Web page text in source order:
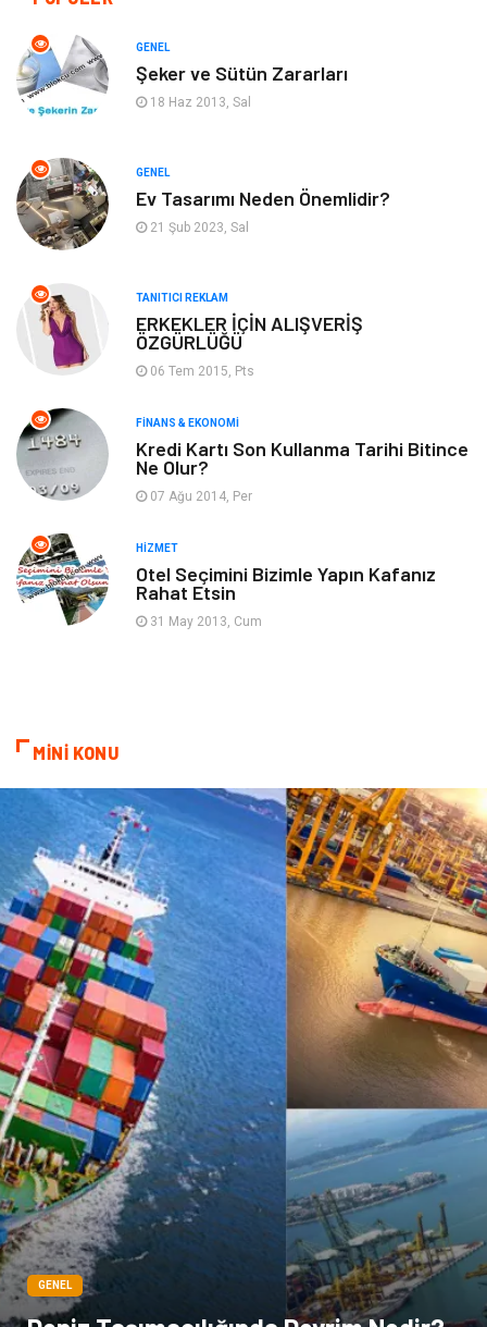
Otomotiv
Gıda
Gayrimenkul
Anne & Çocuk Müzik
Tatil Genel Kültür
Emlak
Ev İşleri
Gençlik & Eğlence
Sigorta
Mobilya
GENEL
Şeker ve Sütün Zararları
18 Haz 2013, Sal
GENEL
Ev Tasarımı Neden Önemlidir?
21 Şub 2023, Sal
TANITICI REKLAM
ERKEKLER İÇİN ALIŞVERİŞ
ÖZGÜRLÜĞÜ
06 Tem 2015, Pts
FINANS & EKONOMI
Kredi Kartı Son Kullanma Tarihi Bitince
Ne Olur?
07 Ağu 2014, Per
HIZMET
Otel Seçimini Bizimle Yapın Kafanız
Rahat Etsin
31 May 2013, Cum
MİNİ KONU
GENEL